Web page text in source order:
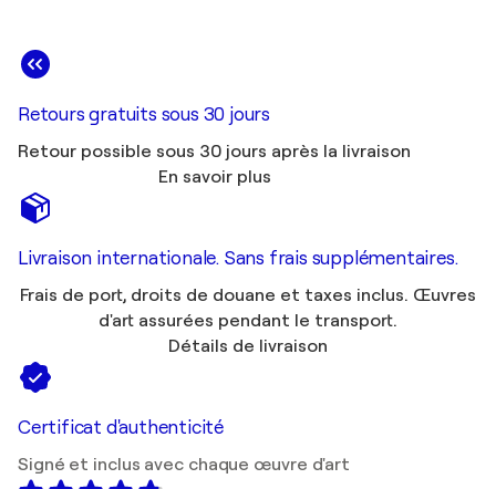
Retours gratuits sous 30 jours
Retour possible sous 30 jours après la livraison
En savoir plus
Livraison internationale. Sans frais supplémentaires.
Frais de port, droits de douane et taxes inclus. Œuvres
d'art assurées pendant le transport.
Détails de livraison
Certificat d'authenticité
Signé et inclus avec chaque œuvre d'art